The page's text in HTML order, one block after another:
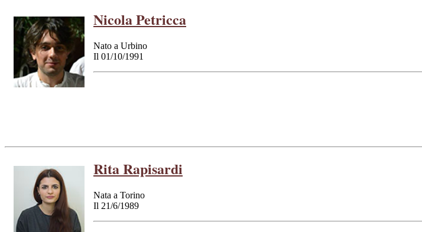
Nicola Petricca
Nato a Urbino
Il 01/10/1991
Rita Rapisardi
Nata a Torino
Il 21/6/1989